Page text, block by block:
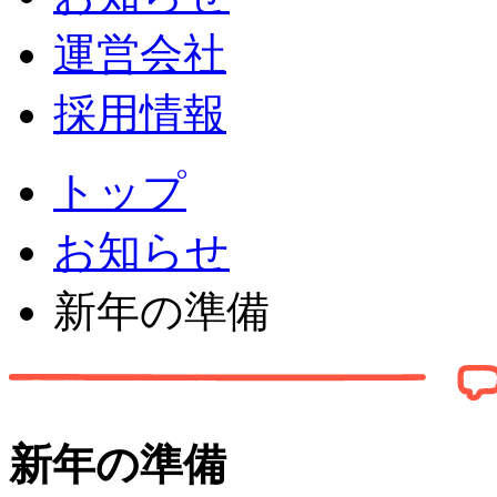
運営会社
採用情報
トップ
お知らせ
新年の準備
新年の準備